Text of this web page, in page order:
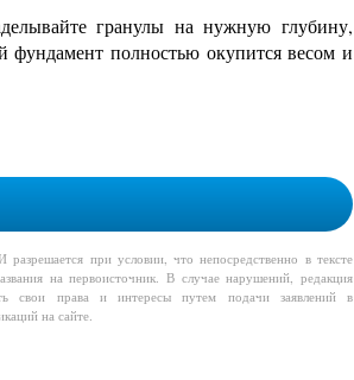
гранулы на нужную глубину,
фундамент полностью окупится весом и
при условии, что непосредственно в тексте
на первоисточник. В случае нарушений, редакция
свои права и интересы путем подачи заявлений в
на сайте.